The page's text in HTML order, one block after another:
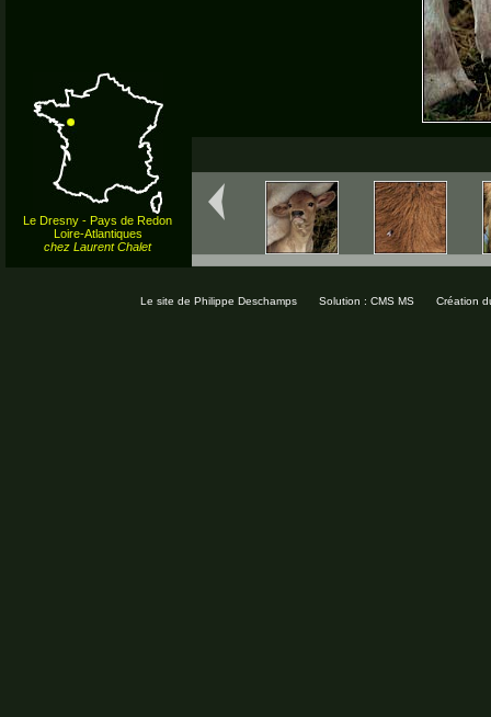
Le Dresny - Pays de Redon
Loire-Atlantiques
chez Laurent Chalet
Création
Solution : CMS MS
Le site de Philippe Deschamps